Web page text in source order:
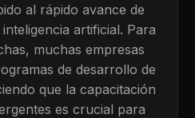
al rápido avance de
artificial. Para
muchas empresas
de desarrollo de
que la capacitación
es crucial para